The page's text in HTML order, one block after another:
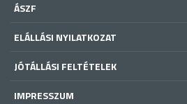
ÁSZF
ELÁLLÁSI NYILATKOZAT
JÓTÁLLÁSI FELTÉTELEK
IMPRESSZUM